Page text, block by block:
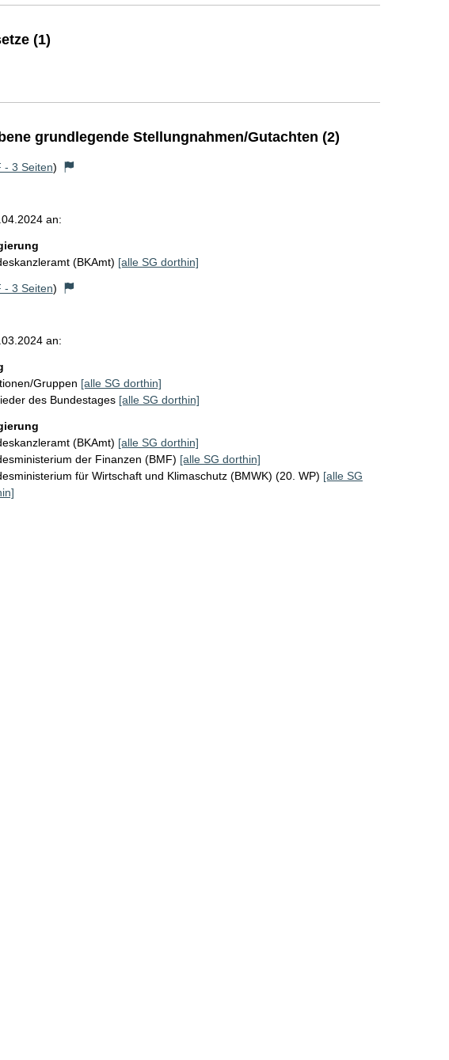
(1)
grundlegende Stellungnahmen/Gutachten (2)
- 3 Seiten)
an:
(BKAmt) [alle SG dorthin]
- 3 Seiten)
an:
Gruppen [alle SG dorthin]
des Bundestages [alle SG dorthin]
(BKAmt) [alle SG dorthin]
der Finanzen (BMF) [alle SG dorthin]
für Wirtschaft und Klimaschutz (BMWK) (20. WP) [alle SG